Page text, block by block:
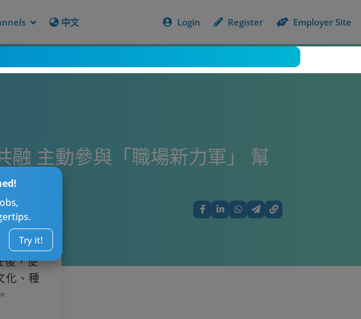
中文 Login Register Employer Site
Try it!
融 主動參與「職場新力軍」 幫
後，便
化、種